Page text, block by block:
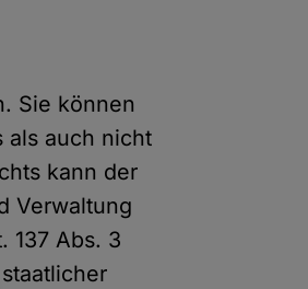
Sie können
als auch nicht
kann der
Verwaltung
137 Abs. 3